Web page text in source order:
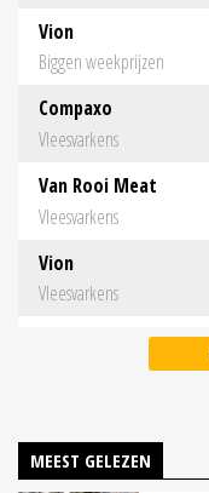
Vion
Biggen weekprijzen
Compaxo
Vleesvarkens
Van Rooi Meat
Vleesvarkens
Vion
Vleesvarkens
MEEST GELEZEN